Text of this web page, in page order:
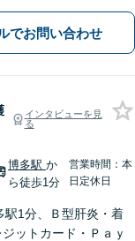
介さず英語で直接サ
でお問い合わせ
インタビューを見
る
博多駅 か
ら徒歩1分
営業時間：本
日定休日
駅1分、Ｂ型肝炎・着
ットカード・Ｐａｙ